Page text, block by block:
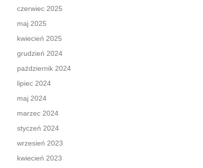
czerwiec 2025
maj 2025
kwiecień 2025
grudzień 2024
październik 2024
lipiec 2024
maj 2024
marzec 2024
styczeń 2024
wrzesień 2023
kwiecień 2023